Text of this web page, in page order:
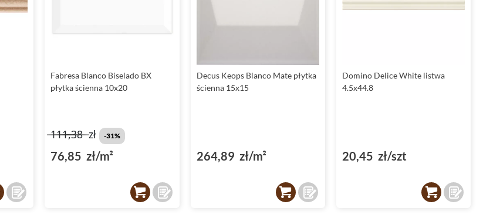
Fabresa Blanco Biselado BX
płytka ścienna 10x20
111,38zł -31%
76,85 zł/m²
Decus Keops Blanco Mate płytka
ścienna 15x15
264,89 zł/m²
Domino Delice White listwa
4.5x44.8
20,45 zł/szt